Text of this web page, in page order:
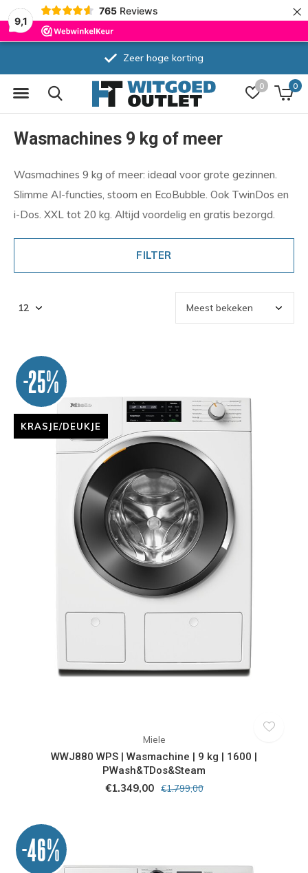
9,1
765 Reviews ×
0 0
Zeer hoge korting
Wasmachines 9 kg of meer
Wasmachines 9 kg of meer: ideaal voor grote gezinnen.
Slimme AI-functies, stoom en EcoBubble. Ook TwinDos en
i-Dos. XXL tot 20 kg. Altijd voordelig en gratis bezorgd.
FILTER
-25%
KRASJE/DEUKJE
Miele
WWJ880 WPS | Wasmachine | 9 kg | 1600 |
PWash&TDos&Steam
€1.349,00 €1.799,00
-46%